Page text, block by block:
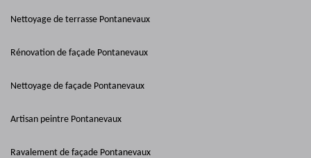
Nettoyage de terrasse Pontanevaux
Rénovation de façade Pontanevaux
Nettoyage de façade Pontanevaux
Artisan peintre Pontanevaux
Ravalement de façade Pontanevaux